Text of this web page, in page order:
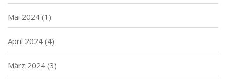
Mai 2024 (1)
April 2024 (4)
März 2024 (3)